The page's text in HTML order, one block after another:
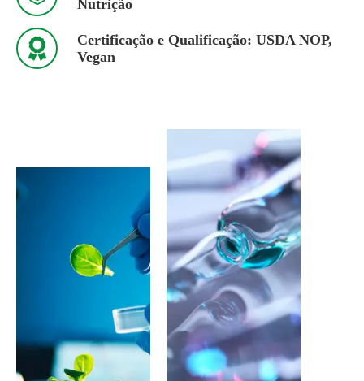
Nutrição

Certificação e Qualificação: USDA NOP,
Vegan